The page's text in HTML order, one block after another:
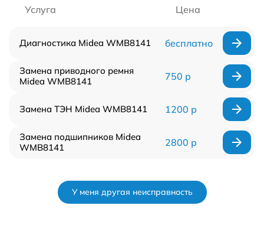
Услуга Цена
Диагностика Midea WMB8141 бесплатно
Замена приводного ремня
Midea WMB8141
750 р
Замена ТЭН Midea WMB8141 1200 р
Замена подшипников Midea
WMB8141
2800 р
У меня другая неисправность